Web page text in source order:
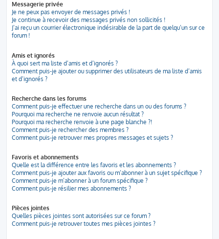
Messagerie privée
Je ne peux pas envoyer de messages privés !
Je continue à recevoir des messages privés non sollicités !
J’ai reçu un courrier électronique indésirable de la part de quelqu’un sur ce
forum !
Amis et ignorés
À quoi sert ma liste d’amis et d’ignorés ?
Comment puis-je ajouter ou supprimer des utilisateurs de ma liste d’amis
et d’ignorés ?
Recherche dans les forums
Comment puis-je effectuer une recherche dans un ou des forums ?
Pourquoi ma recherche ne renvoie aucun résultat ?
Pourquoi ma recherche renvoie à une page blanche ?!
Comment puis-je rechercher des membres ?
Comment puis-je retrouver mes propres messages et sujets ?
Favoris et abonnements
Quelle est la différence entre les favoris et les abonnements ?
Comment puis-je ajouter aux favoris ou m’abonner à un sujet spécifique ?
Comment puis-je m’abonner à un forum spécifique ?
Comment puis-je résilier mes abonnements ?
Pièces jointes
Quelles pièces jointes sont autorisées sur ce forum ?
Comment puis-je retrouver toutes mes pièces jointes ?